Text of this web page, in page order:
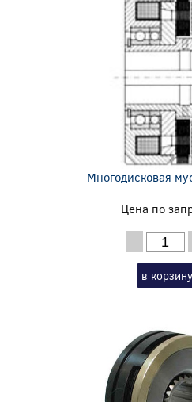
Многодисковая
Цена по
-
в корзину